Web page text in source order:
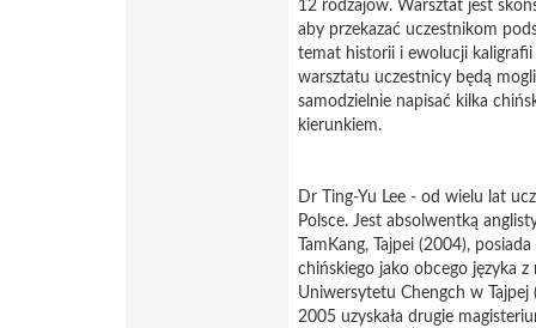
12 rodzajów. Warsztat jest
aby przekazać uczestnikom
temat historii i ewolucji kaligrafii
warsztatu uczestnicy będą
samodzielnie napisać kilka
kierunkiem.
Dr Ting-Yu Lee - od wielu lat
Polsce. Jest absolwentką
TamKang, Tajpei (2004),
chińskiego jako obcego języka
Uniwersytetu Chengch w
2005 uzyskała drugie